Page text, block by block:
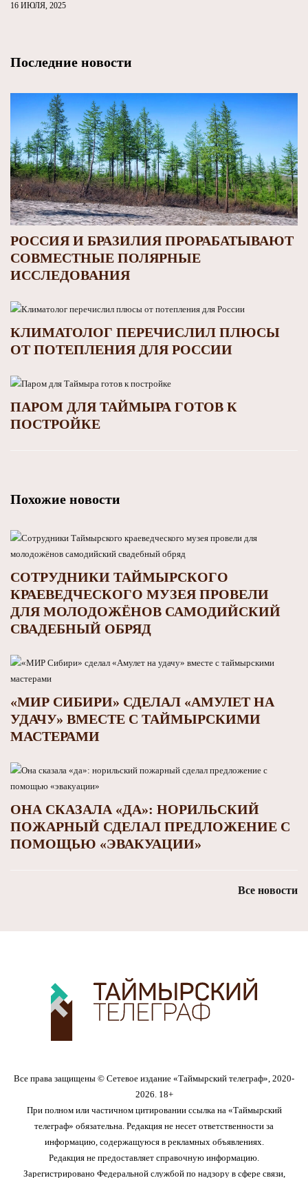
16 ИЮЛЯ, 2025
Последние новости
РОССИЯ И БРАЗИЛИЯ ПРОРАБАТЫВАЮТ
СОВМЕСТНЫЕ ПОЛЯРНЫЕ
ИССЛЕДОВАНИЯ
КЛИМАТОЛОГ ПЕРЕЧИСЛИЛ ПЛЮСЫ
ОТ ПОТЕПЛЕНИЯ ДЛЯ РОССИИ
ПАРОМ ДЛЯ ТАЙМЫРА ГОТОВ К
ПОСТРОЙКЕ
Похожие новости
СОТРУДНИКИ ТАЙМЫРСКОГО
КРАЕВЕДЧЕСКОГО МУЗЕЯ ПРОВЕЛИ
ДЛЯ МОЛОДОЖЁНОВ САМОДИЙСКИЙ
СВАДЕБНЫЙ ОБРЯД
«МИР СИБИРИ» СДЕЛАЛ «АМУЛЕТ НА
УДАЧУ» ВМЕСТЕ С ТАЙМЫРСКИМИ
МАСТЕРАМИ
ОНА СКАЗАЛА «ДА»: НОРИЛЬСКИЙ
ПОЖАРНЫЙ СДЕЛАЛ ПРЕДЛОЖЕНИЕ С
ПОМОЩЬЮ «ЭВАКУАЦИИ»
Все новости
Все права защищены © Сетевое издание «Таймырский телеграф», 2020-
2026. 18+
При полном или частичном цитировании ссылка на «Таймырский
телеграф» обязательна. Редакция не несет ответственности за
информацию, содержащуюся в рекламных объявлениях.
Редакция не предоставляет справочную информацию.
Зарегистрировано Федеральной службой по надзору в сфере связи,